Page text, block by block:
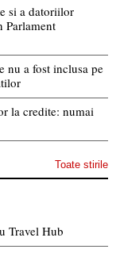
si a datoriilor
Parlament
nu a fost inclusa pe
la credite: numai
Toate stirile
Travel Hub